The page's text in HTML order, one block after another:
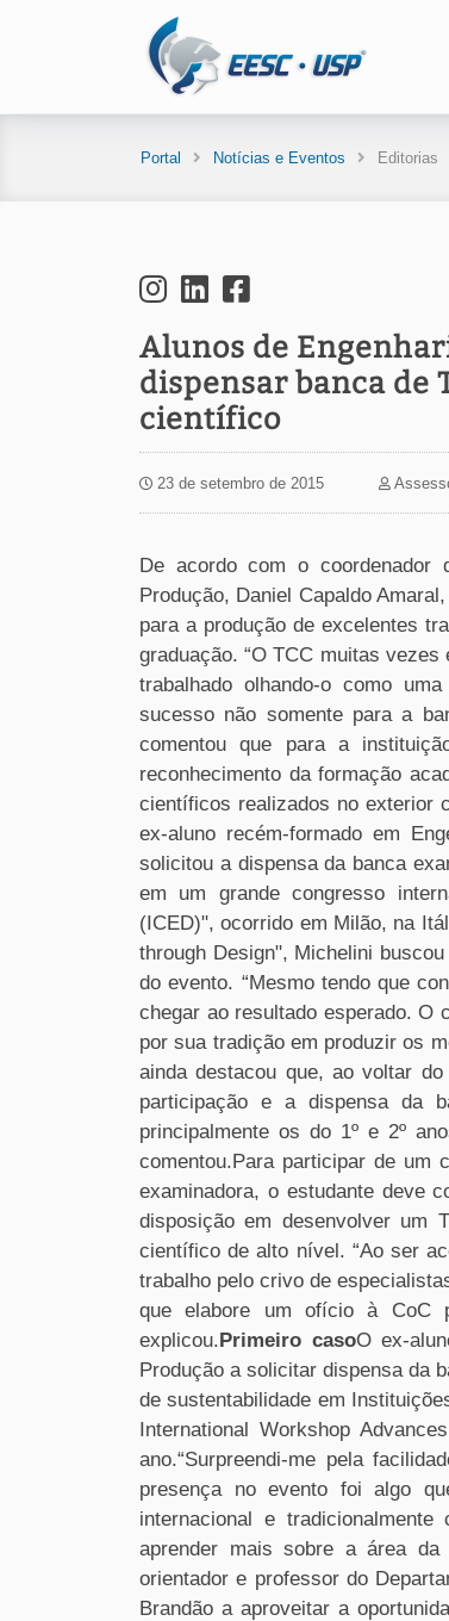
Portal Notícias e Eventos Editorias
Alunos de
dispensar banca de
científico
23 de setembro de 2015
De acordo com o coordenador
Produção, Daniel Capaldo
para a produção de excelentes
graduação. “O TCC muitas
trabalhado olhando-o como
sucesso não somente para a
comentou que para a
reconhecimento da formação
científicos realizados no exterior
ex-aluno recém-formado em
solicitou a dispensa da banca
em um grande congresso
(ICED)", ocorrido em Milão, na
through Design", Michelini
do evento. “Mesmo tendo que
chegar ao resultado esperado. O
por sua tradição em produzir os
ainda destacou que, ao voltar
participação e a dispensa da
principalmente os do 1º e 2º
comentou.Para participar de um
examinadora, o estudante deve
disposição em desenvolver um
científico de alto nível. “Ao ser
trabalho pelo crivo de
que elabore um ofício à CoC
explicou.Primeiro casoO ex-
Produção a solicitar dispensa da
de sustentabilidade em
International Workshop
ano.“Surpreendi-me pela
presença no evento foi algo
internacional e
aprender mais sobre a área da
orientador e professor do
Brandão a aproveitar a